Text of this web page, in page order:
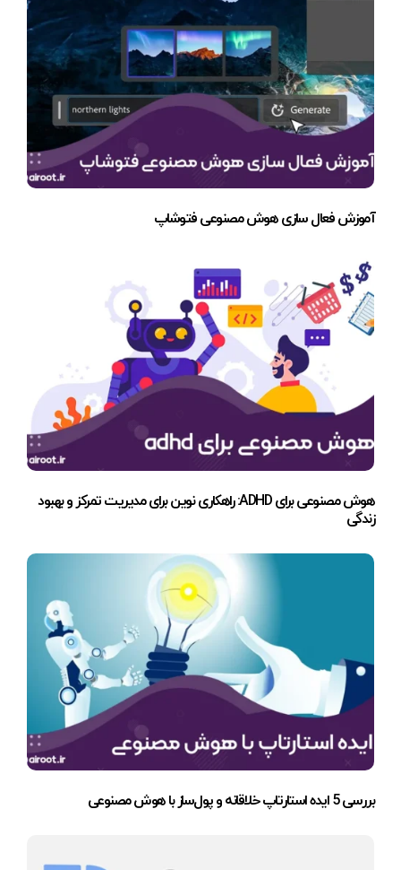
آموزش فعال سازی هوش مصنوعی فتوشاپ
هوش مصنوعی برای ADHD: راهکاری نوین برای مدیریت تمرکز و بهبود
زندگی
بررسی 5 ایده استارتاپ خلاقانه و پول‌ساز با هوش مصنوعی